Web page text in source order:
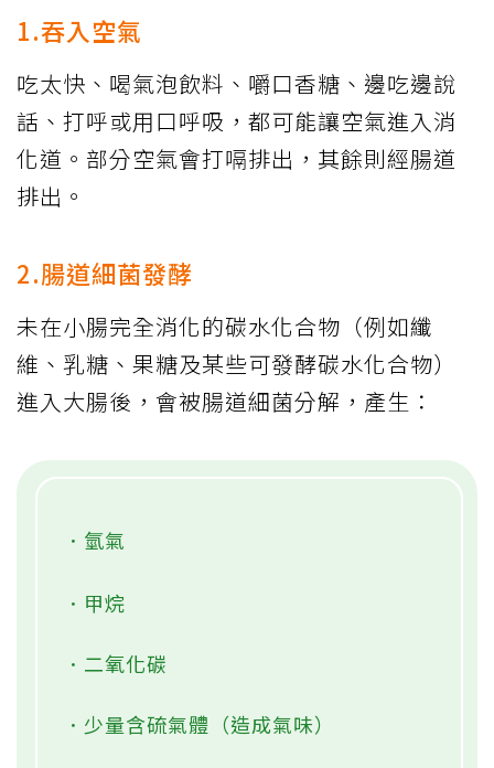
1.吞入空氣
吃太快、喝氣泡飲料、嚼口香糖、邊吃邊說
話、打呼或用口呼吸，都可能讓空氣進入消
化道。部分空氣會打嗝排出，其餘則經腸道
排出。
2.腸道細菌發酵
未在小腸完全消化的碳水化合物（例如纖
維、乳糖、果糖及某些可發酵碳水化合物）
進入大腸後，會被腸道細菌分解，產生：
．氫氣
．甲烷
．二氧化碳
．少量含硫氣體（造成氣味）